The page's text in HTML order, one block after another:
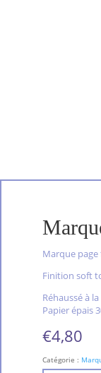
Marque
Finition soft
Réhaussé à
Papier épais
€4,80
Catégorie :